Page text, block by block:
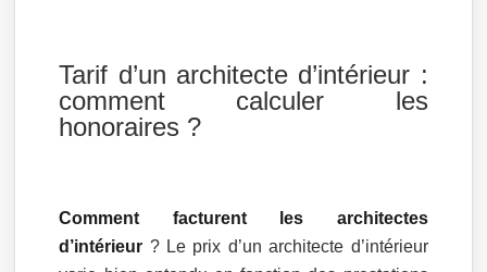
Tarif d’un architecte d’intérieur :
comment calculer les
honoraires ?
Comment facturent les architectes
d’intérieur ? Le prix d’un architecte d’intérieur